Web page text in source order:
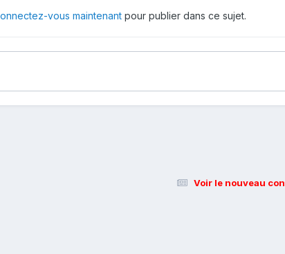
vous maintenant pour publier dans ce sujet.
Voir le nouveau